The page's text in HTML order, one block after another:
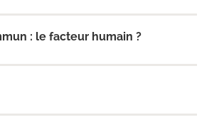
: le facteur humain ?